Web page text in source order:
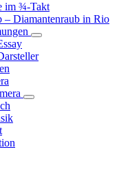
im ¾-Takt
– Diamantenraub in Rio
Unternavigation
Giallo
Unternavigation